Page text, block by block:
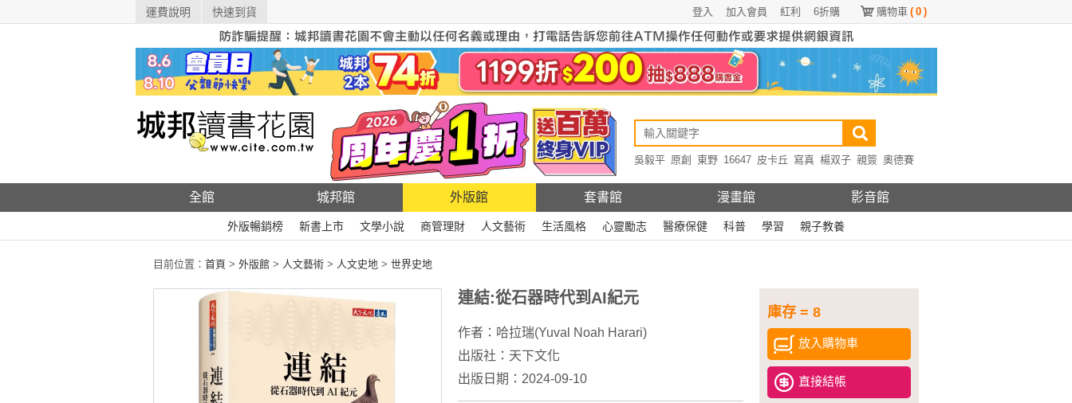
運費說明 快速到貨 購物車 ( 0 )
6折購
紅利
加入會員
登入
吳毅平 原創 東野 16647 皮卡丘 寫真 楊双子 親簽 奧德賽
全館 城邦館 外版館 套書館 漫畫館 影音館
外版暢銷榜 新書上市 文學小說 商管理財 人文藝術 生活風格 心靈勵志 醫療保健 科普 學習 親子教養
目前位置： 首頁 > 外版館 > 人文藝術 > 人文史地 > 世界史地
庫存 = 8
放入購物車
直接結帳
連結:從石器時代到AI紀元
作者： 哈拉瑞(Yuval Noah Harari)
出版社： 天下文化
出版日期：2024-09-10